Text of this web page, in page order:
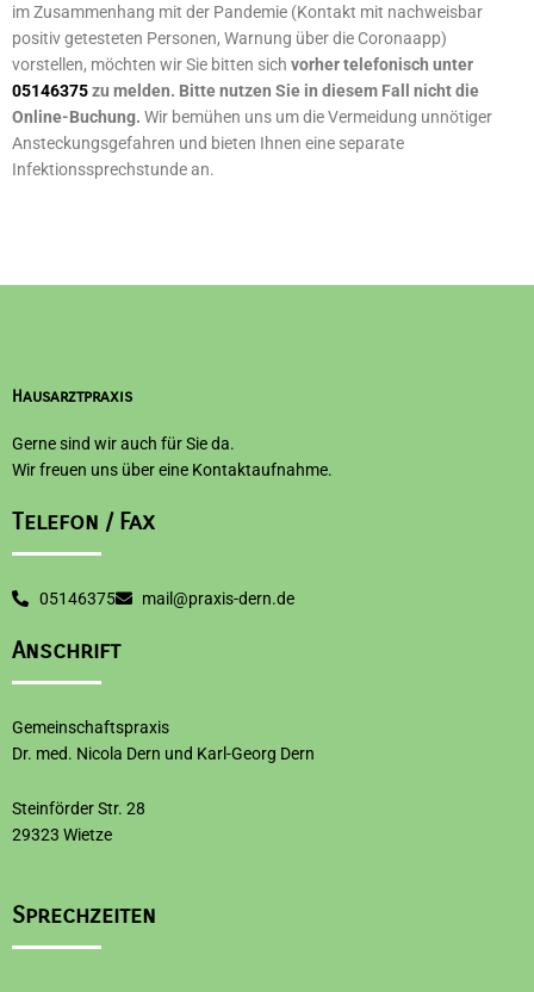
im Zusammenhang mit der Pandemie (Kontakt mit nachweisbar
positiv getesteten Personen, Warnung über die Coronaapp)
vorstellen, möchten wir Sie bitten sich vorher telefonisch unter
05146375zu melden. Bitte nutzen Sie in diesem Fall nicht die
Online-Buchung. Wir bemühen uns um die Vermeidung unnötiger
Ansteckungsgefahren und bieten Ihnen eine separate
Infektionssprechstunde an.
Hausarztpraxis
Gerne sind wir auch für Sie da.
Wir freuen uns über eine Kontaktaufnahme.
Telefon / Fax
05146375 mail@praxis-dern.de
Anschrift
Gemeinschaftspraxis
Dr. med. Nicola Dern und Karl-Georg Dern
Steinförder Str. 28
29323 Wietze
Sprechzeiten